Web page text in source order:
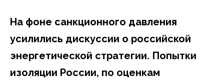
На фоне санкционного давления
усилились дискуссии о российской
энергетической стратегии. Попытки
изоляции России, по оценкам